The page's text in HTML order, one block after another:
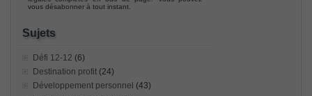
vous désabonner à tout instant.
Sujets
Défi 12-12 (6)
Destination profit (24)
Développement personnel (43)